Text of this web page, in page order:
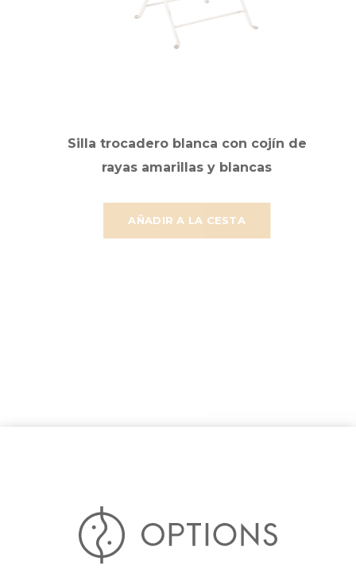
AÑADIR A LA CESTA
Silla trocadero blanca con cojín de
rayas amarillas y blancas